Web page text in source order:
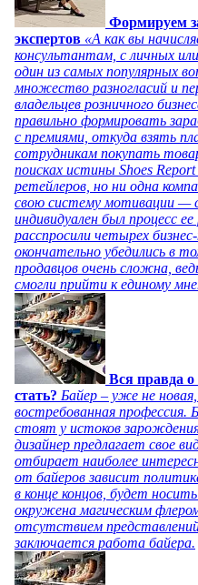
Формируем
экспертов «А как вы
консультантам, с личных
один из самых популярных
множество разногласий и
владельцев розничного
правильно формировать
с премиями, откуда взять
сотрудникам покупать
поисках истины Shoes
ретейлеров, но ни одна
свою систему мотивации —
индивидуален был процесс
расспросили четырех
окончательно убедились в
продавцов очень сложна,
смогли прийти к единому
Вся правда
стать? Байер – уже не
востребованная
стоят у истоков
дизайнер предлагает свое
отбирает наиболее
от байеров зависит
в конце концов, будет
окружена магическим
отсутствием
заключается работа байера.